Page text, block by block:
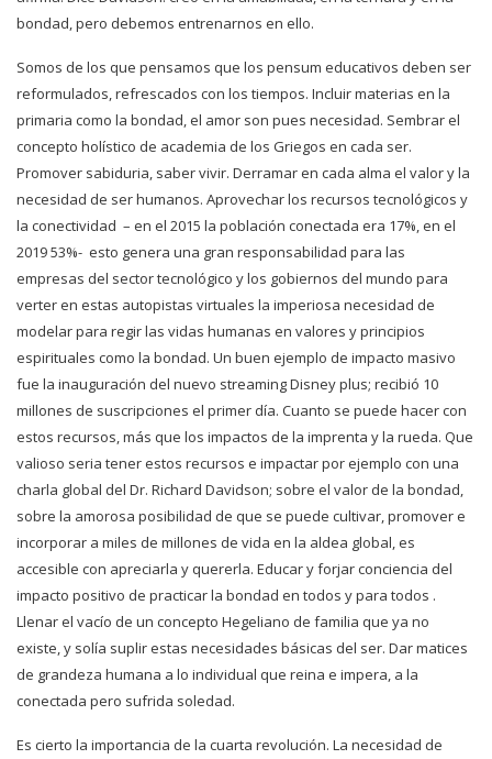
bondad, pero debemos entrenarnos en ello.
Somos de los que pensamos que los pensum educativos deben ser
reformulados, refrescados con los tiempos. Incluir materias en la
primaria como la bondad, el amor son pues necesidad. Sembrar el
concepto holístico de academia de los Griegos en cada ser.
Promover sabiduria, saber vivir. Derramar en cada alma el valor y la
necesidad de ser humanos. Aprovechar los recursos tecnológicos y
la conectividad – en el 2015 la población conectada era 17%, en el
2019 53%- esto genera una gran responsabilidad para las
empresas del sector tecnológico y los gobiernos del mundo para
verter en estas autopistas virtuales la imperiosa necesidad de
modelar para regir las vidas humanas en valores y principios
espirituales como la bondad. Un buen ejemplo de impacto masivo
fue la inauguración del nuevo streaming Disney plus; recibió 10
millones de suscripciones el primer día. Cuanto se puede hacer con
estos recursos, más que los impactos de la imprenta y la rueda. Que
valioso seria tener estos recursos e impactar por ejemplo con una
charla global del Dr. Richard Davidson; sobre el valor de la bondad,
sobre la amorosa posibilidad de que se puede cultivar, promover e
incorporar a miles de millones de vida en la aldea global, es
accesible con apreciarla y quererla. Educar y forjar conciencia del
impacto positivo de practicar la bondad en todos y para todos .
Llenar el vacío de un concepto Hegeliano de familia que ya no
existe, y solía suplir estas necesidades básicas del ser. Dar matices
de grandeza humana a lo individual que reina e impera, a la
conectada pero sufrida soledad.
Es cierto la importancia de la cuarta revolución. La necesidad de